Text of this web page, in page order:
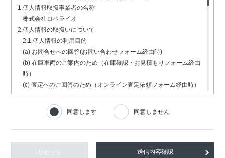
1.個人情報取扱事業者の名称
株式会社ロペライオ
2.個人情報の取扱いについて
2.1.個人情報の利用目的
(a) お問合せへの回答(お問い合わせフォーム経由時)
(b) 在庫車両のご案内のため（在庫確認・お見積もりフォーム経由
時）
(c) 査定へのご回答のため（オンライン査定依頼フォーム経由時）
(d) 車検・修理関連の回答のため（車検・修理の受付フォーム経由
(e) 採用選考業務（採用情報フォーム経由時）
2.2.個人情報の取扱いの委託
情報の安全管理が図られるよう、充分な保護水準を備えている委託
同意します 同意しません
リセット